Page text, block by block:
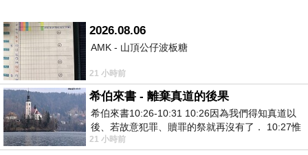
2026.08.06
AMK - 山頂公仔波板糖
21 小時前
希伯來書 - 離棄真道的後果
希伯來書10:26-10:31 10:26因為我們得知真道以
後、若故意犯罪、贖罪的祭就再沒有了． 10:27惟
有戰懼等候審判和那燒滅眾敵人的烈火
21 小時前